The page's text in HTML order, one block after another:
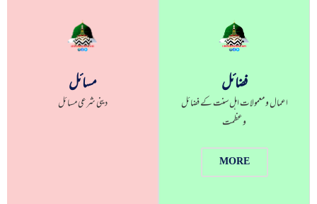
فضائل
اعمال و معمولات اہل سنت کے فضائل
و عظمت
MORE
مسائل
دینی شرعی مسائل